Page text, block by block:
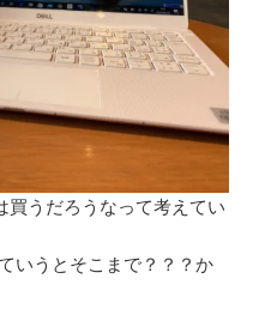
買うだろうなって考えてい
いうとそこまで？？？か